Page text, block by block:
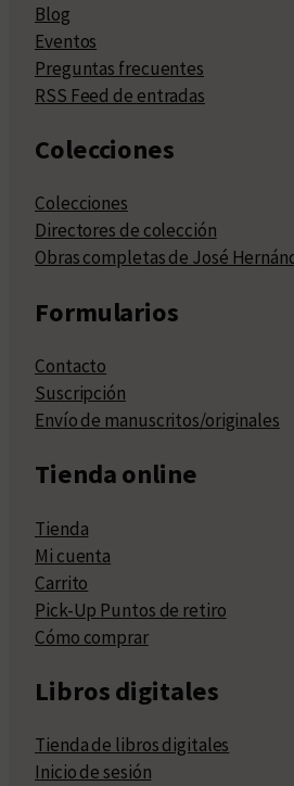
Blog
Eventos
Preguntas frecuentes
RSS Feed de entradas
Colecciones
Colecciones
Directores de colección
Obras completas de José
Formularios
Contacto
Suscripción
Envío de manuscritos/originales
Tienda online
Tienda
Mi cuenta
Carrito
Pick-Up Puntos de retiro
Cómo comprar
Libros digitales
Tienda de libros digitales
Inicio de sesión